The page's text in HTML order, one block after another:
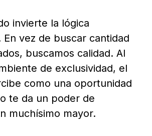
invierte la lógica
En vez de buscar cantidad
buscamos calidad. Al
de exclusividad, el
como una oportunidad
te da un poder de
muchísimo mayor.